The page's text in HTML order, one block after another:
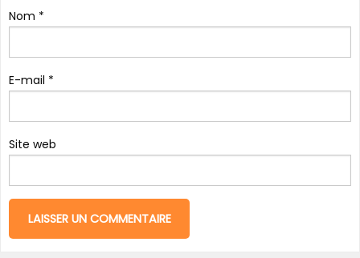
Nom *
E-mail *
Site web